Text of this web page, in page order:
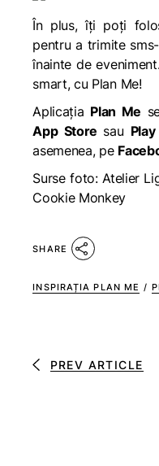
În plus, îți poți
pentru a trimite
înainte de
smart, cu Plan Me!
Aplicația Plan Me
App Store sau
asemenea, pe
Surse foto: Atelier
Cookie Monkey
SHARE
INSPIRAȚIA PLAN ME /
PREV ARTICLE